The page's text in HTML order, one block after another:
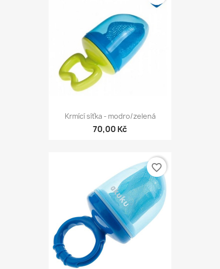
Krmící síťka - modro/zelená
70,00 Kč
favorite_border